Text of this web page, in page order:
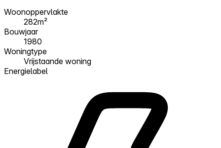
Woonoppervlakte
282m²
Bouwjaar
1980
Woningtype
Vrijstaande woning
Energielabel